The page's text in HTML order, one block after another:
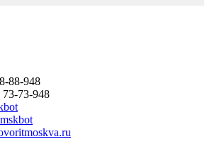
88-948
73-948